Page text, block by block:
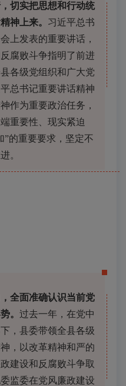
切实把思想和行动统
神上来。 习近平总书
上发表的重要讲话，
腐败斗争指明了前进
各级党组织和广大党
总书记重要讲话精神
作为重要政治任务，
重要性、现实紧迫
”的重要要求，坚定不
。
全面准确认识当前党
。 过去一年，在党中
，县委带领全县各级
，以改革精神和严的
建设和反腐败斗争取
监委在党风廉政建设